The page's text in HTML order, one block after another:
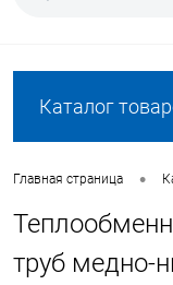
Каталог
Главная страница •
труб медно-